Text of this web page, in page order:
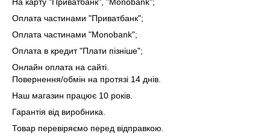
Оплата частинами "Приватбанк";
Оплата частинами "Monobank";
Оплата в кредит "Плати пізніше";
Онлайн оплата на сайті.
Повернення/обмін на протязі 14 днів.
Наш магазин працює 10 років.
Гарантія від виробника.
Товар перевіряємо перед відправкою.